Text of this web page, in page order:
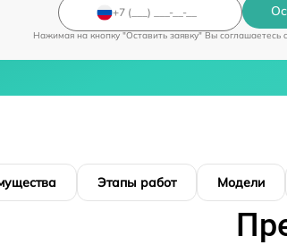
Нажимая на кнопку "Оставить заявку" Вы соглашаетесь c
Этапы работ Модели